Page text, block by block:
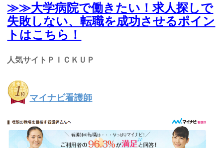
≫≫大学病院で働きたい！求人探しで
失敗しない、転職を成功させるポイン
トはこちら！
人気サイトＰＩＣＫＵＰ
マイナビ看護師